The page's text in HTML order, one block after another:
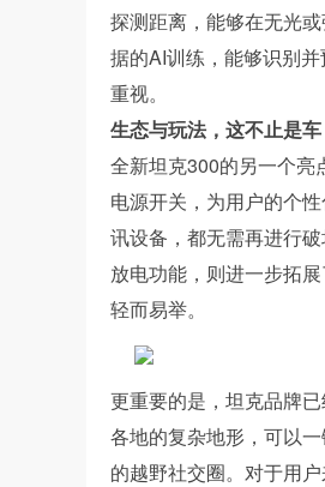
探测距离，能够在无光
据的AI训练，能够识别
重视。
生态与玩法，这不止是
全新坦克300的另一个亮
电源开关，为用户的个
讯设备，都无需再进行
放电功能，则进一步拓
轻而易举。
更重要的是，坦克品牌
各地的复杂地形，可以
的越野社交圈。对于用